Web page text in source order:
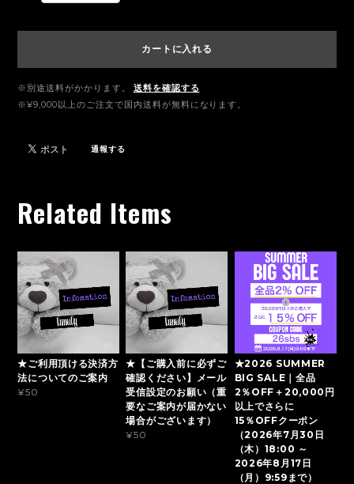
カートに入れる
※別途送料がかかります。
送料を確認する
※¥9,000以上のご注文で国内送料が無料になります。
通報する
Related Items
★ご利用頂ける決済方
法についてのご案内
¥50
★【ご購入前に必ずご
確認ください】メール
受信設定のお願い（重
要なご案内が届かない
場合がございます）
¥50
★2026 SUMMER
BIG SALE｜全品
2％OFF＋20,000円
以上でさらに
15％OFFクーポン
（2026年7月30日
（木）18:00 ～
2026年8月17日
（月）9:59まで）